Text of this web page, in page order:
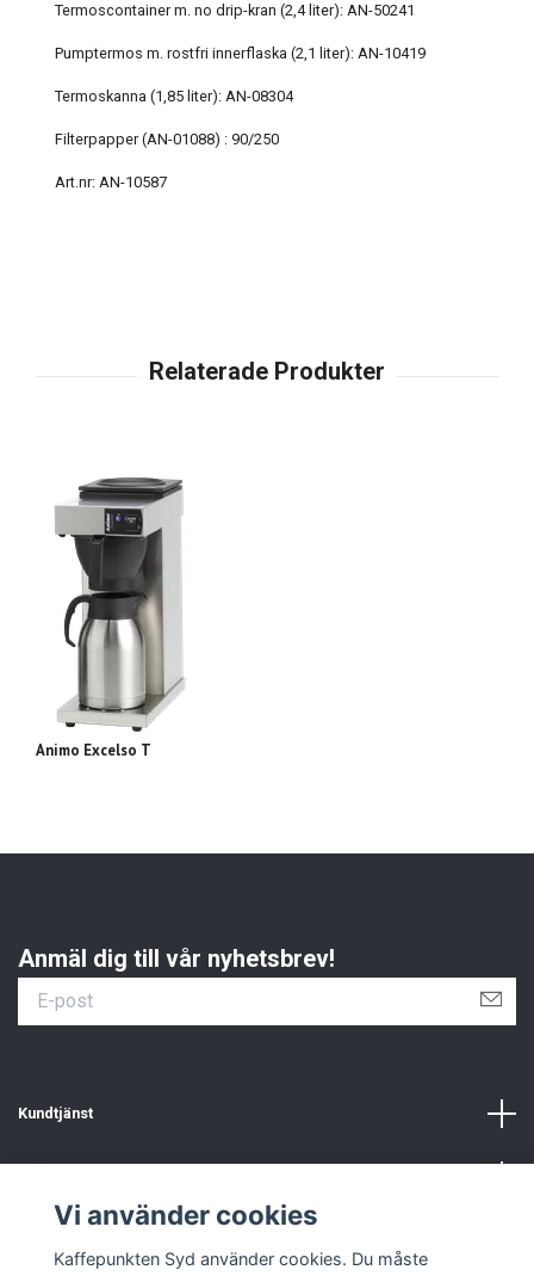
Termoscontainer m. no drip-kran (2,4 liter): AN-50241
Pumptermos m. rostfri innerflaska (2,1 liter): AN-10419
Termoskanna (1,85 liter): AN-08304
Filterpapper (AN-01088) : 90/250
Art.nr: AN-10587
Animo Excelso T
Anmäl dig till vår nyhetsbrev!
Kundtjänst
Vi använder cookies
Kaffepunkten Syd använder cookies. Du måste